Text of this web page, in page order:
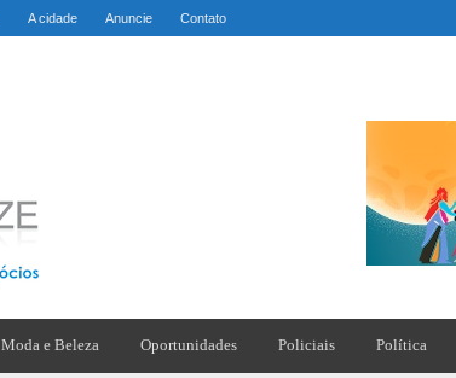
A cidade Anuncie Contato
Moda e Beleza Oportunidades Policiais Política